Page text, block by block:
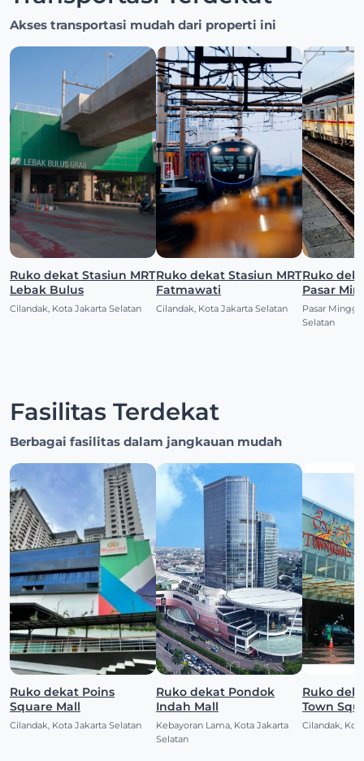
Akses transportasi mudah dari properti ini
Ruko dekat Stasiun MRT
Lebak Bulus
Cilandak, Kota Jakarta Selatan
Ruko dekat Stasiun MRT
Fatmawati
Cilandak, Kota Jakarta Selatan
Ruko dekat
Pasar
Pasar
Selatan
Fasilitas Terdekat
Berbagai fasilitas dalam jangkauan mudah
Ruko dekat Poins
Square Mall
Cilandak, Kota Jakarta Selatan
Ruko dekat Pondok
Indah Mall
Kebayoran Lama, Kota Jakarta
Selatan
Ruko
Town
Cilandak,